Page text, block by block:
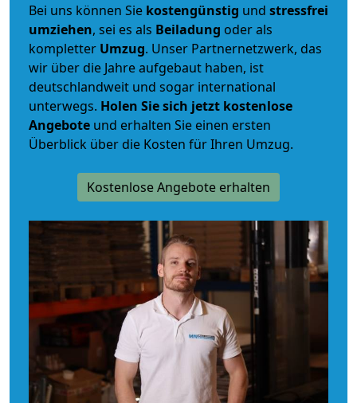
Bei uns können Sie kostengünstig und stressfrei
umziehen, sei es als Beiladung oder als
kompletter Umzug. Unser Partnernetzwerk, das
wir über die Jahre aufgebaut haben, ist
deutschlandweit und sogar international
unterwegs. Holen Sie sich jetzt kostenlose
Angebote und erhalten Sie einen ersten
Überblick über die Kosten für Ihren Umzug.
Kostenlose Angebote erhalten